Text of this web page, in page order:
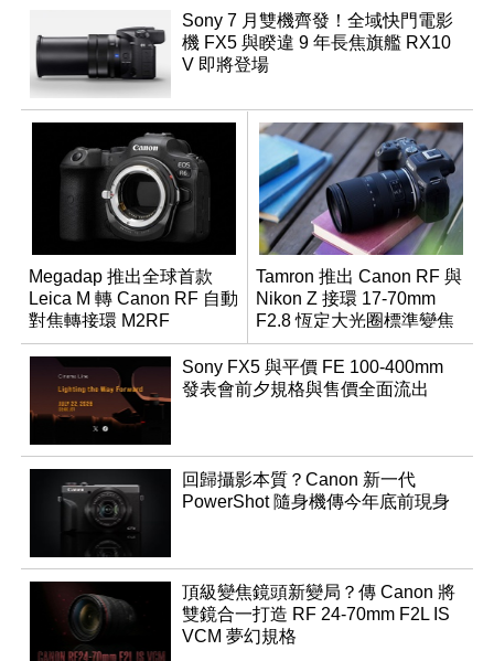
Sony 7 月雙機齊發！全域快門電影
機 FX5 與睽違 9 年長焦旗艦 RX10
V 即將登場
Megadap 推出全球首款
Leica M 轉 Canon RF 自動
對焦轉接環 M2RF
Tamron 推出 Canon RF 與
Nikon Z 接環 17-70mm
F2.8 恆定大光圈標準變焦
鏡
Sony FX5 與平價 FE 100-400mm
發表會前夕規格與售價全面流出
回歸攝影本質？Canon 新一代
PowerShot 隨身機傳今年底前現身
頂級變焦鏡頭新變局？傳 Canon 將
雙鏡合一打造 RF 24-70mm F2L IS
VCM 夢幻規格